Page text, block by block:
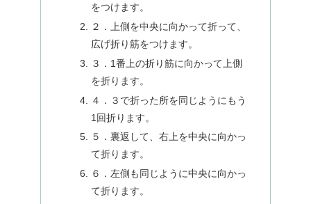
をつけます。
２．上側を中央に向かって折って、
広げ折り筋をつけます。
３．1番上の折り筋に向かって上側
を折ります。
４．３で折った所を同じようにもう
1回折ります。
５．裏返して、右上を中央に向かっ
て折ります。
６．左側も同じように中央に向かっ
て折ります。